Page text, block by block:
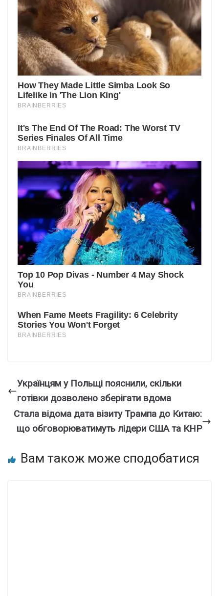
Українцям у Польщі пояснили, скільки
готівки дозволено зберігати вдома
Стала відома дата візиту Трампа до Китаю:
що обговорюватимуть лідери США та КНР
Вам також може сподобатися